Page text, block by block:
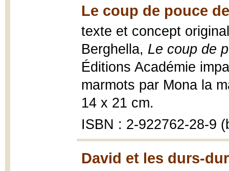
Le coup de pouce
texte et concept
Berghella, Le coup de
Éditions Académie
marmots par Mona la
14 x 21 cm.
ISBN : 2-922762-28-9
David et les durs-